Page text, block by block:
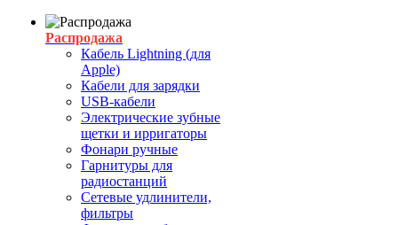
Распродажа
Кабель Lightning (для
Apple)
Кабели для зарядки
USB-кабели
Электрические зубные
щетки и ирригаторы
Фонари ручные
Гарнитуры для
радиостанций
Сетевые удлинители,
фильтры